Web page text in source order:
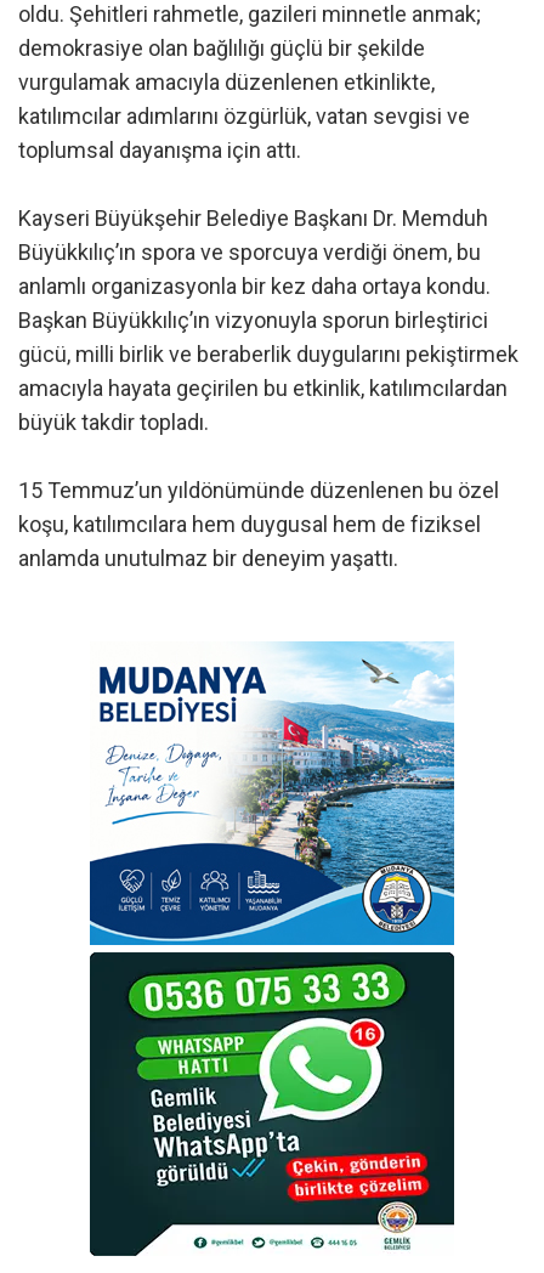
oldu. Şehitleri rahmetle, gazileri minnetle anmak;
demokrasiye olan bağlılığı güçlü bir şekilde
vurgulamak amacıyla düzenlenen etkinlikte,
katılımcılar adımlarını özgürlük, vatan sevgisi ve
toplumsal dayanışma için attı.
Kayseri Büyükşehir Belediye Başkanı Dr. Memduh
Büyükkılıç’ın spora ve sporcuya verdiği önem, bu
anlamlı organizasyonla bir kez daha ortaya kondu.
Başkan Büyükkılıç’ın vizyonuyla sporun birleştirici
gücü, milli birlik ve beraberlik duygularını pekiştirmek
amacıyla hayata geçirilen bu etkinlik, katılımcılardan
büyük takdir topladı.
15 Temmuz’un yıldönümünde düzenlenen bu özel
koşu, katılımcılara hem duygusal hem de fiziksel
anlamda unutulmaz bir deneyim yaşattı.